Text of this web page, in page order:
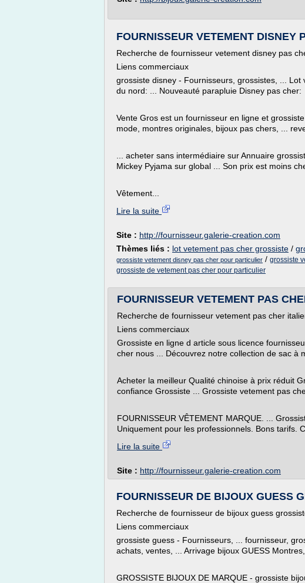
FOURNISSEUR VETEMENT DISNEY
Recherche de fournisseur vetement disney pas
Liens commerciaux
grossiste disney - Fournisseurs, grossistes, ...
du nord: ... Nouveauté parapluie Disney pas cher:
Vente Gros est un fournisseur en ligne et
mode, montres originales, bijoux pas chers, ...
... acheter sans intermédiaire sur Annuaire
Mickey Pyjama sur global ... Son prix est moins
Vêtement...
Lire la suite
Site : http://fournisseur.galerie-creation.com
Thèmes liés : lot vetement pas cher grossiste /
grossiste vetement disney pas cher pour particulier / grossiste
grossiste de vetement pas cher pour particulier
FOURNISSEUR VETEMENT PAS
Recherche de fournisseur vetement pas cher
Liens commerciaux
Grossiste en ligne d article sous licence
cher nous ... Découvrez notre collection de sac à
Acheter la meilleur Qualité chinoise à prix réduit
confiance Grossiste ... Grossiste vetement pas
FOURNISSEUR VÊTEMENT MARQUE. ...
Uniquement pour les professionnels. Bons tarifs.
Lire la suite
Site : http://fournisseur.galerie-creation.com
FOURNISSEUR DE BIJOUX GUESS
Recherche de fournisseur de bijoux guess
Liens commerciaux
grossiste guess - Fournisseurs, ... fournisseur,
achats, ventes, ... Arrivage bijoux GUESS
GROSSISTE BIJOUX DE MARQUE - grossiste